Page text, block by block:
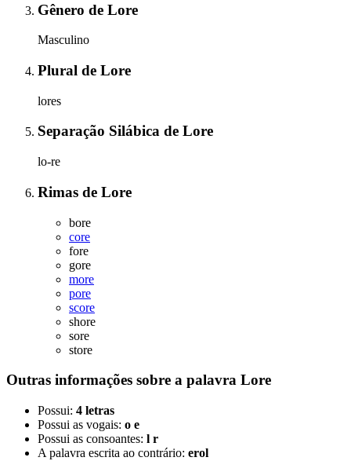
Gênero de Lore
Masculino
Plural de Lore
lores
Separação Silábica de Lore
lo-re
Rimas de Lore
bore
core
fore
gore
more
pore
score
shore
sore
store
Outras informações sobre a palavra Lore
Possui: 4 letras
Possui as vogais: o e
Possui as consoantes: l r
A palavra escrita ao contrário: erol